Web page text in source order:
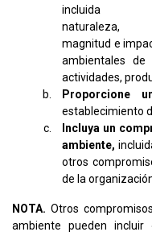
incluida
naturaleza,
magnitud e
ambientales de
actividades,
Proporcione
establecimiento
Incluya un
ambiente,
otros
de la
NOTA. Otros
ambiente pueden incluir